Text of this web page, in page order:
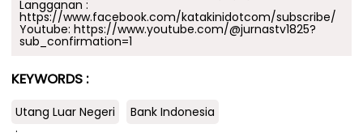
Langganan :
https://www.facebook.com/katakinidotcom/subscribe/
Youtube: https://www.youtube.com/@jurnastv1825?
sub_confirmation=1
KEYWORDS :
Utang Luar Negeri
Bank Indonesia
.